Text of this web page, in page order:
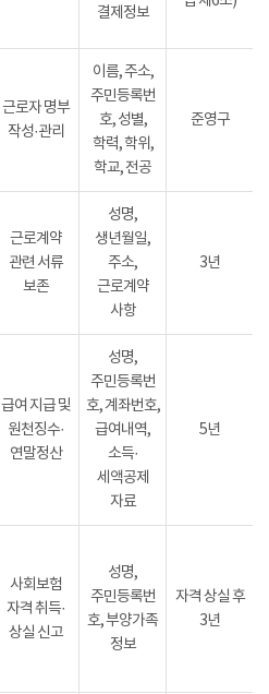
결제정보
근로자 명부
작성·관리
이름, 주소,
주민등록번
호, 성별,
학력, 학위,
학교, 전공
준영구
근로계약
관련 서류
보존
성명,
생년월일,
주소,
근로계약
사항
3년
급여 지급 및
원천징수·
연말정산
성명,
주민등록번
호, 계좌번호,
급여내역,
소득·
세액공제
자료
5년
사회보험
자격 취득·
상실 신고
성명,
주민등록번
호, 부양가족
정보
자격 상실 후
3년